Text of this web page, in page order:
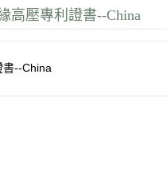
高壓專利證書--China
書--China